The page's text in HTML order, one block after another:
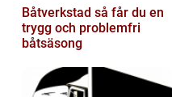
Båtverkstad så får du en
trygg och problemfri
båtsäsong